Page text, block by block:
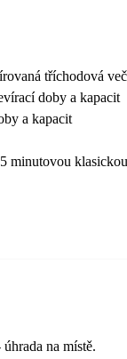
tříchodová
doby a kapacit
a kapacit
minutovou klasickou
na místě.